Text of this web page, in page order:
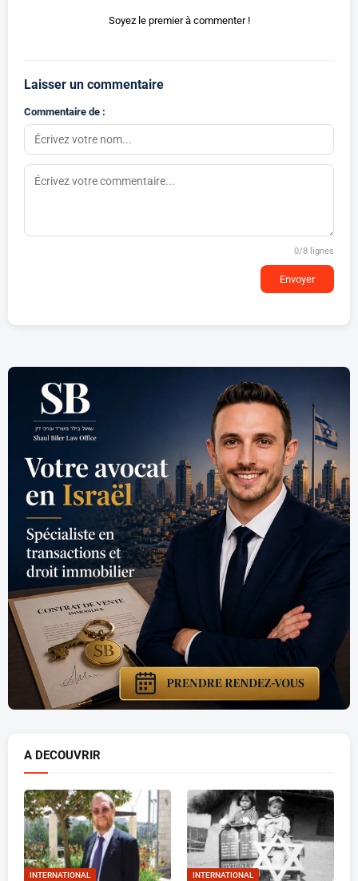
Soyez le premier à commenter !
Laisser un commentaire
Commentaire de :
0/8 lignes
Envoyer
A DECOUVRIR
INTERNATIONAL INTERNATIONAL